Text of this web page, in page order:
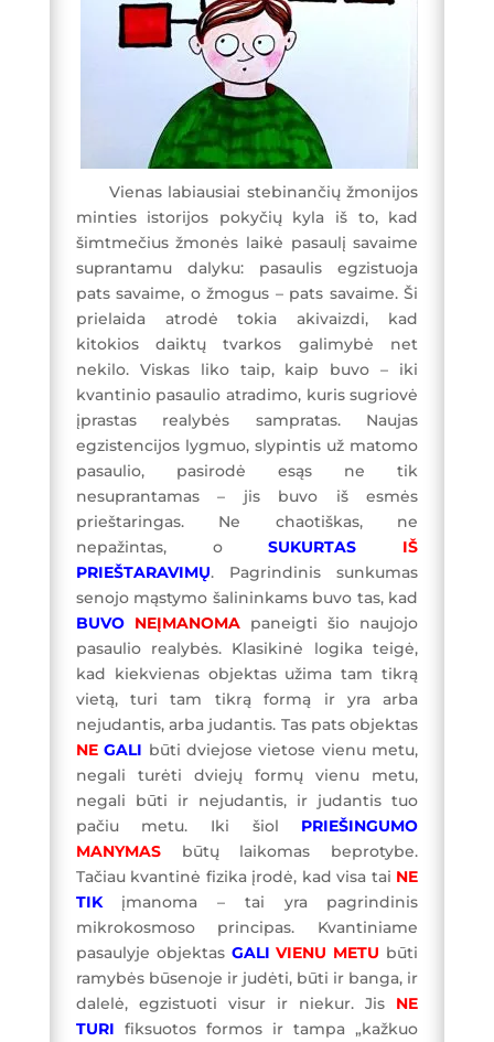
Vienas labiausiai stebinančių žmonijos
minties istorijos pokyčių kyla iš to, kad
šimtmečius žmonės laikė pasaulį savaime
suprantamu dalyku: pasaulis egzistuoja
pats savaime, o žmogus – pats savaime. Ši
prielaida atrodė tokia akivaizdi, kad
kitokios daiktų tvarkos galimybė net
nekilo. Viskas liko taip, kaip buvo – iki
kvantinio pasaulio atradimo, kuris sugriovė
įprastas realybės sampratas. Naujas
egzistencijos lygmuo, slypintis už matomo
pasaulio, pasirodė esąs ne tik
nesuprantamas – jis buvo iš esmės
prieštaringas. Ne chaotiškas, ne
nepažintas, oSUKURTAS
IŠ
PRIEŠTARAVIMŲ. Pagrindinis sunkumas
senojo mąstymo šalininkams buvo tas, kad
BUVO NEĮMANOMApaneigti šio naujojo
pasaulio realybės. Klasikinė logika teigė,
kad kiekvienas objektas užima tam tikrą
vietą, turi tam tikrą formą ir yra arba
nejudantis, arba judantis. Tas pats objektas
NE GALI būti dviejose vietose vienu metu,
negali turėti dviejų formų vienu metu,
negali būti ir nejudantis, ir judantis tuo
pačiu metu. Iki šiol PRIEŠINGUMO
MANYMASbūtų laikomas beprotybe.
Tačiau kvantinė fizika įrodė, kad visa tai NE
TIKįmanoma – tai yra pagrindinis
mikrokosmoso principas. Kvantiniame
pasaulyje objektas GALI VIENU METU būti
ramybės būsenoje ir judėti, būti ir banga, ir
dalelė, egzistuoti visur ir niekur. Jis NE
TURI fiksuotos formos ir tampa „kažkuo